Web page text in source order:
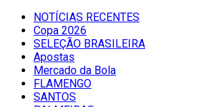
NOTÍCIAS RECENTES
Copa 2026
SELEÇÃO BRASILEIRA
Apostas
Mercado da Bola
FLAMENGO
SANTOS